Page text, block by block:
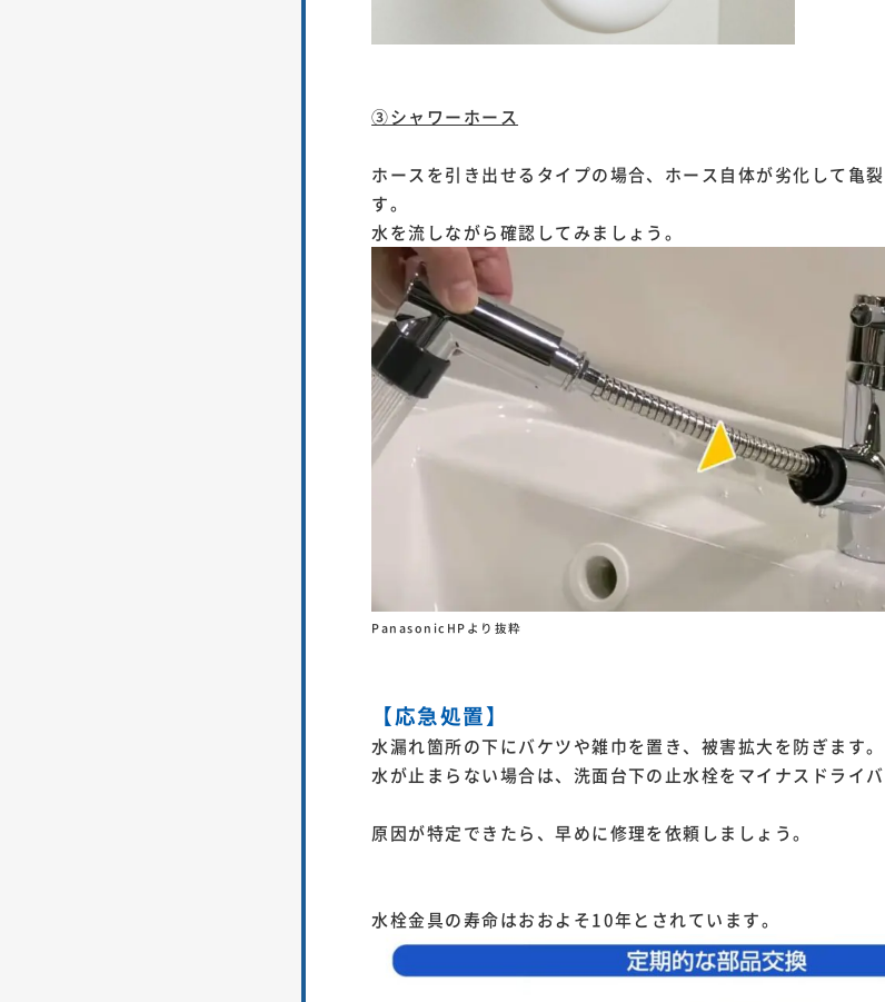
③シャワーホース
ホースを引き出せるタイプの場合、ホース自体が劣化して亀
す。
水を流しながら確認してみましょう。
PanasonicHPより抜粋
【応急処置】
水漏れ箇所の下にバケツや雑巾を置き、被害拡大を防ぎます。
水が止まらない場合は、洗面台下の止水栓をマイナスドライ
原因が特定できたら、早めに修理を依頼しましょう。
水栓金具の寿命はおおよそ10年とされています。